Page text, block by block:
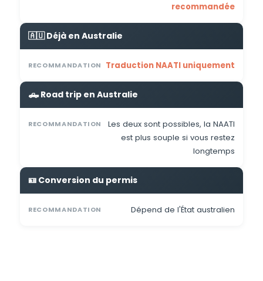
recommandée
🇦🇺 Déjà en Australie
RECOMMANDATION Traduction NAATI uniquement
🛻 Road trip en Australie
RECOMMANDATION
Les deux sont possibles, la NAATI
est plus souple si vous restez
longtemps
🪪 Conversion du permis
RECOMMANDATION Dépend de l'État australien